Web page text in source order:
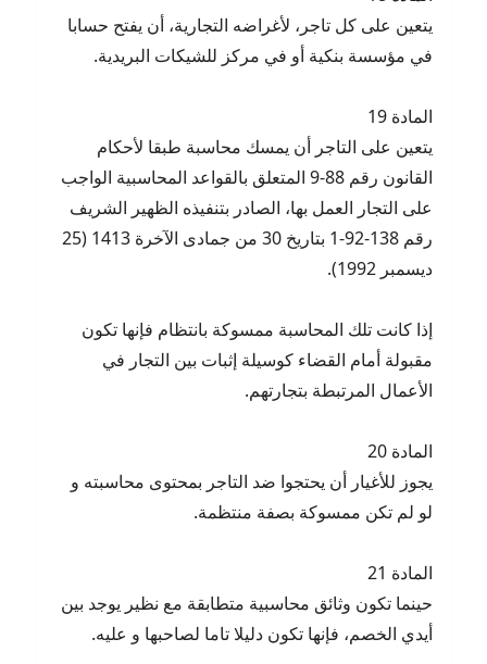
يتعين على كل تاجر، لأغراضه التجارية، أن يفتح حسابا
في مؤسسة بنكية أو في مركز للشيكات البريدية.
المادة 19
يتعين على التاجر أن يمسك محاسبة طبقا لأحكام
القانون رقم 88-9 المتعلق بالقواعد المحاسبية الواجب
على التجار العمل بها، الصادر بتنفيذه الظهير الشريف
رقم 138-92-1 بتاريخ 30 من جمادى الآخرة 1413 (25
ديسمبر 1992).
إذا كانت تلك المحاسبة ممسوكة بانتظام فإنها تكون
مقبولة أمام القضاء كوسيلة إثبات بين التجار في
الأعمال المرتبطة بتجارتهم.
المادة 20
يجوز للأغيار أن يحتجوا ضد التاجر بمحتوى محاسبته و
لو لم تكن ممسوكة بصفة منتظمة.
المادة 21
حينما تكون وثائق محاسبية متطابقة مع نظير يوجد بين
أيدي الخصم، فإنها تكون دليلا تاما لصاحبها و عليه.